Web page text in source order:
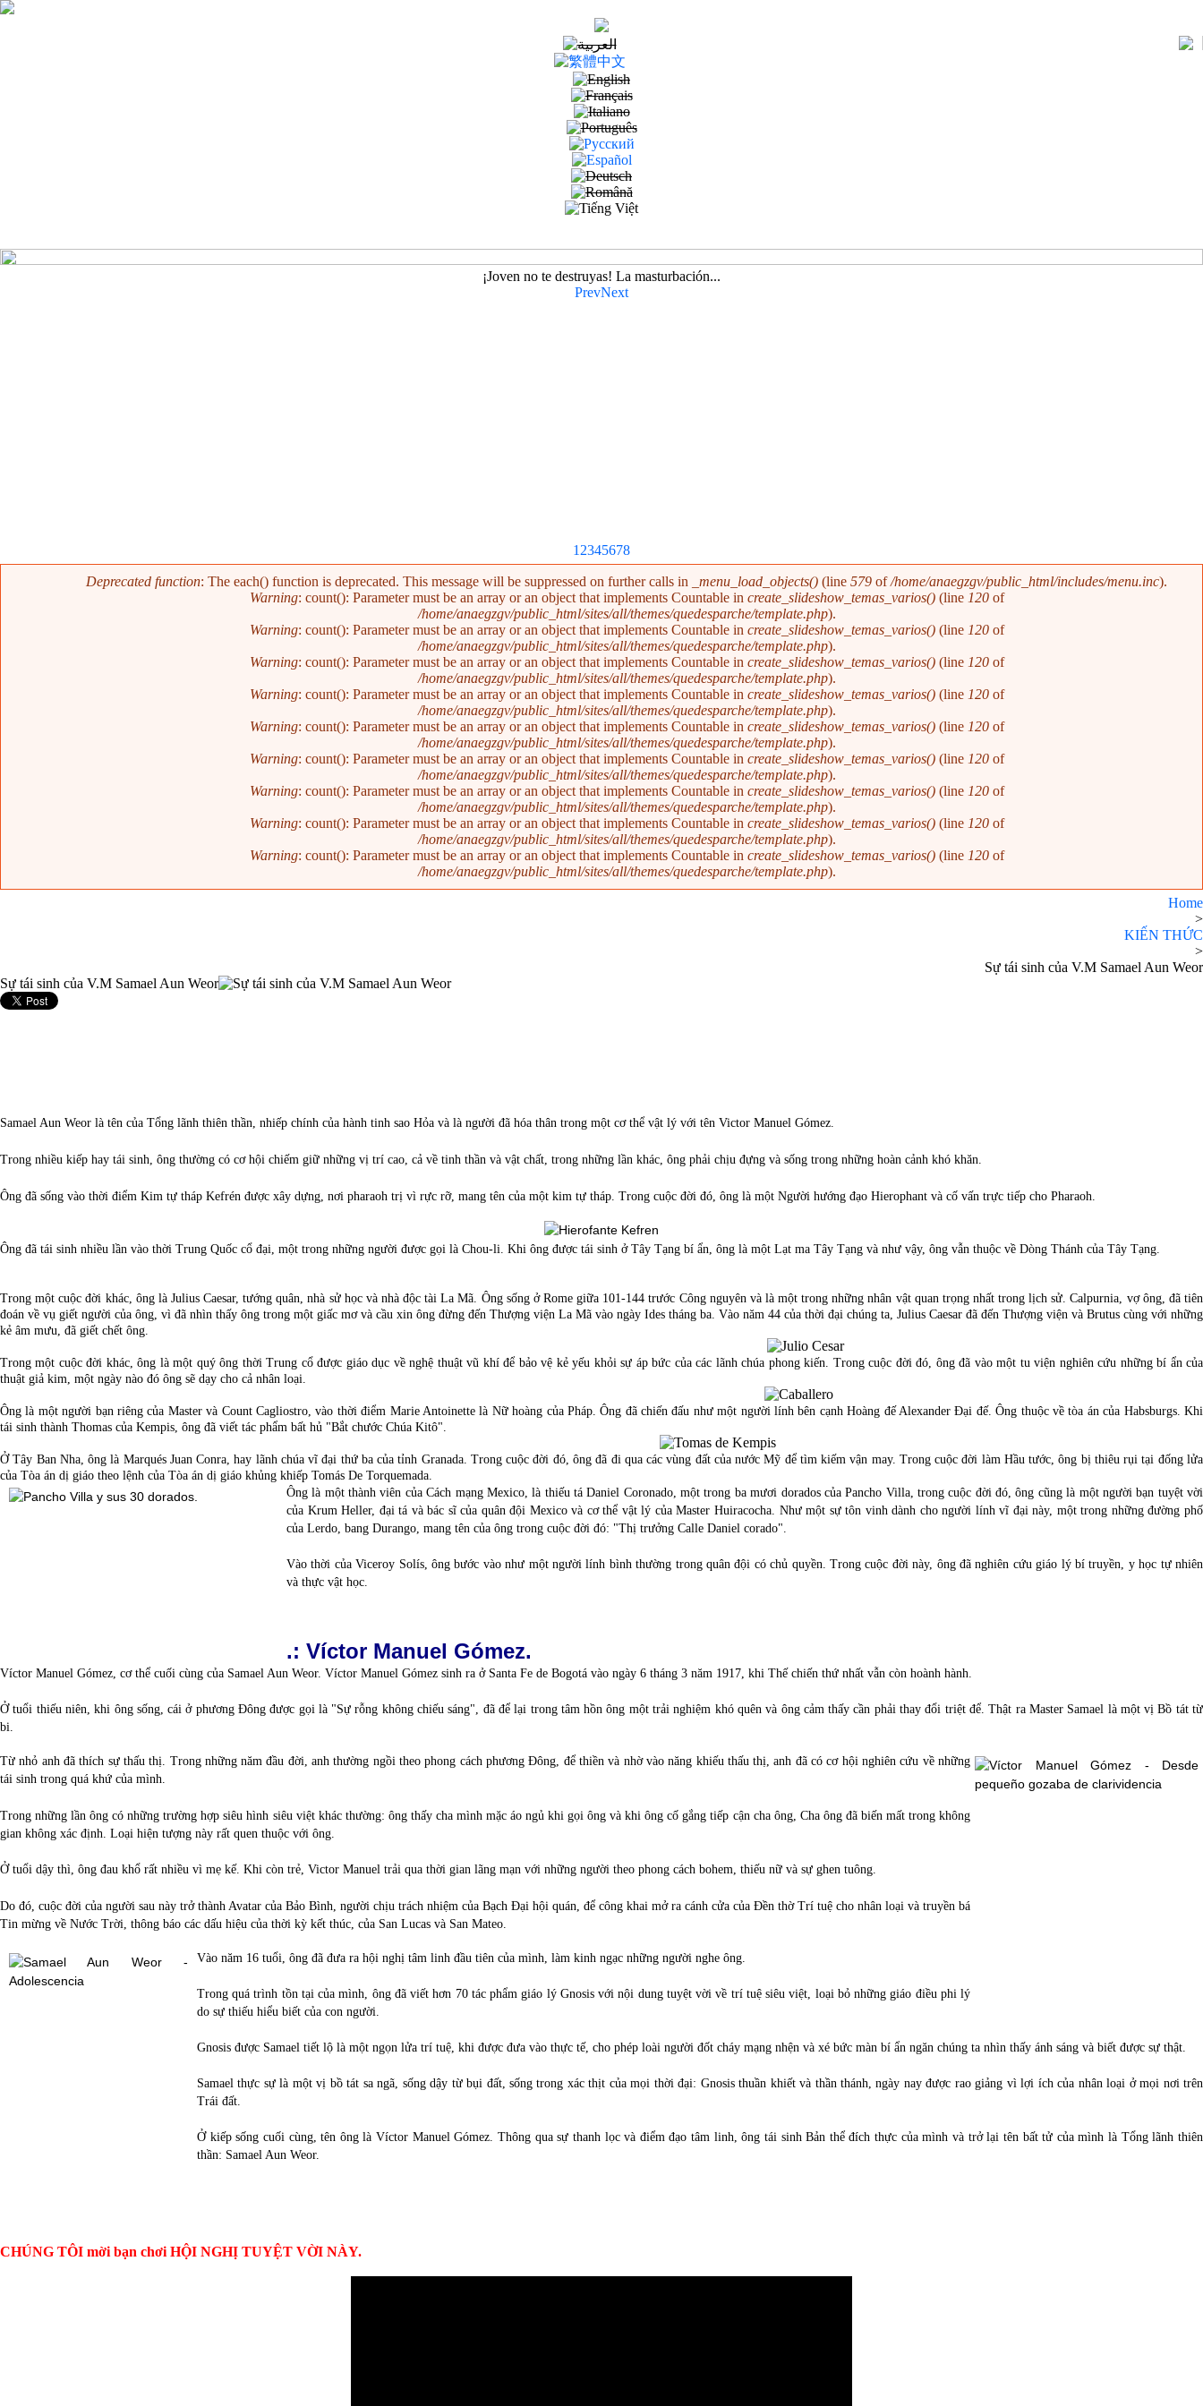
¡Joven no te destruyas! La masturbación...
PrevNext
1 2345678
Error message
Deprecated function: The each() function is deprecated. This message will be suppressed on further calls in _menu_load_objects() (line 579 of/home/anaegzgv/public_html/includes/menu.inc).
Warning: count(): Parameter must be an array or an object that implements Countable in create_slideshow_temas_varios()(line 120of
/home/anaegzgv/public_html/sites/all/themes/quedesparche/template.php).
Warning: count(): Parameter must be an array or an object that implements Countable in create_slideshow_temas_varios()(line 120of
/home/anaegzgv/public_html/sites/all/themes/quedesparche/template.php).
Warning: count(): Parameter must be an array or an object that implements Countable in create_slideshow_temas_varios()(line 120of
/home/anaegzgv/public_html/sites/all/themes/quedesparche/template.php).
Warning: count(): Parameter must be an array or an object that implements Countable in create_slideshow_temas_varios()(line 120of
/home/anaegzgv/public_html/sites/all/themes/quedesparche/template.php).
Warning: count(): Parameter must be an array or an object that implements Countable in create_slideshow_temas_varios()(line 120of
/home/anaegzgv/public_html/sites/all/themes/quedesparche/template.php).
Warning: count(): Parameter must be an array or an object that implements Countable in create_slideshow_temas_varios()(line 120of
/home/anaegzgv/public_html/sites/all/themes/quedesparche/template.php).
Warning: count(): Parameter must be an array or an object that implements Countable in create_slideshow_temas_varios()(line 120of
/home/anaegzgv/public_html/sites/all/themes/quedesparche/template.php).
Warning: count(): Parameter must be an array or an object that implements Countable in create_slideshow_temas_varios()(line 120of
/home/anaegzgv/public_html/sites/all/themes/quedesparche/template.php).
Warning: count(): Parameter must be an array or an object that implements Countable in create_slideshow_temas_varios()(line 120of
/home/anaegzgv/public_html/sites/all/themes/quedesparche/template.php).
Home
>
KIẾN THỨC
>
Sự tái sinh của V.M Samael Aun Weor
Sự tái sinh của V.M Samael Aun Weor
Samael Aun Weor là tên của Tổng lãnh thiên thần, nhiếp chính của hành tinh sao Hỏa và là người đã hóa thân trong một cơ thể vật lý với tên Victor Manuel Gómez.
Trong nhiều kiếp hay tái sinh, ông thường có cơ hội chiếm giữ những vị trí cao, cả về tinh thần và vật chất, trong những lần khác, ông phải chịu đựng và sống trong những hoàn cảnh khó khăn.
Ông đã sống vào thời điểm Kim tự tháp Kefrén được xây dựng, nơi pharaoh trị vì rực rỡ, mang tên của một kim tự tháp. Trong cuộc đời đó, ông là một Người hướng đạo Hierophant và cố vấn trực tiếp cho Pharaoh.
Ông đã tái sinh nhiều lần vào thời Trung Quốc cổ đại, một trong những người được gọi là Chou-li. Khi ông được tái sinh ở Tây Tạng bí ẩn, ông là một Lạt ma Tây Tạng và như vậy, ông vẫn thuộc về Dòng Thánh của Tây Tạng.
Trong một cuộc đời khác, ông là Julius Caesar, tướng quân, nhà sử học và nhà độc tài La Mã. Ông sống ở Rome giữa 101-144 trước Công nguyên và là một trong những nhân vật quan trọng nhất trong lịch sử. Calpurnia, vợ ông, đã tiên
đoán về vụ giết người của ông, vì đã nhìn thấy ông trong một giấc mơ và cầu xin ông đừng đến Thượng viện La Mã vào ngày Ides tháng ba. Vào năm 44 của thời đại chúng ta, Julius Caesar đã đến Thượng viện và Brutus cùng với những
kẻ âm mưu, đã giết chết ông.
Trong một cuộc đời khác, ông là một quý ông thời Trung cổ được giáo dục về nghệ thuật vũ khí để bảo vệ kẻ yếu khỏi sự áp bức của các lãnh chúa phong kiến. Trong cuộc đời đó, ông đã vào một tu viện nghiên cứu những bí ẩn của
thuật giả kim, một ngày nào đó ông sẽ dạy cho cả nhân loại.
Ông là một người bạn riêng của Master và Count Cagliostro, vào thời điểm Marie Antoinette là Nữ hoàng của Pháp. Ông đã chiến đấu như một người lính bên cạnh Hoàng đế Alexander Đại đế. Ông thuộc về tòa án của Habsburgs. Khi
tái sinh thành Thomas của Kempis, ông đã viết tác phẩm bất hủ "Bắt chước Chúa Kitô".
Ở Tây Ban Nha, ông là Marqués Juan Conra, hay lãnh chúa vĩ đại thứ ba của tỉnh Granada. Trong cuộc đời đó, ông đã đi qua các vùng đất của nước Mỹ để tìm kiếm vận may. Trong cuộc đời làm Hầu tước, ông bị thiêu rụi tại đống lửa
của Tòa án dị giáo theo lệnh của Tòa án dị giáo khủng khiếp Tomás De Torquemada.
Ông là một thành viên của Cách mạng Mexico, là thiếu tá Daniel Coronado, một trong ba mươi dorados của Pancho Villa, trong cuộc đời đó, ông cũng là một người bạn tuyệt vời
của Krum Heller, đại tá và bác sĩ của quân đội Mexico và cơ thể vật lý của Master Huiracocha. Như một sự tôn vinh dành cho người lính vĩ đại này, một trong những đường phố
của Lerdo, bang Durango, mang tên của ông trong cuộc đời đó: "Thị trưởng Calle Daniel corado".
Vào thời của Viceroy Solís, ông bước vào như một người lính bình thường trong quân đội có chủ quyền. Trong cuộc đời này, ông đã nghiên cứu giáo lý bí truyền, y học tự nhiên
và thực vật học.
.: Víctor Manuel Gómez.
Víctor Manuel Gómez, cơ thể cuối cùng của Samael Aun Weor. Víctor Manuel Gómez sinh ra ở Santa Fe de Bogotá vào ngày 6 tháng 3 năm 1917, khi Thế chiến thứ nhất vẫn còn hoành hành.
Ở tuổi thiếu niên, khi ông sống, cái ở phương Đông được gọi là "Sự rỗng không chiếu sáng", đã để lại trong tâm hồn ông một trải nghiệm khó quên và ông cảm thấy cần phải thay đổi triệt để. Thật ra Master Samael là một vị Bồ tát từ
bi.
Từ nhỏ anh đã thích sự thấu thị. Trong những năm đầu đời, anh thường ngồi theo phong cách phương Đông, để thiền và nhờ vào năng khiếu thấu thị, anh đã có cơ hội nghiên cứu về những
tái sinh trong quá khứ của mình.
Trong những lần ông có những trường hợp siêu hình siêu việt khác thường: ông thấy cha mình mặc áo ngủ khi gọi ông và khi ông cố gắng tiếp cận cha ông, Cha ông đã biến mất trong không
gian không xác định. Loại hiện tượng này rất quen thuộc với ông.
Ở tuổi dậy thì, ông đau khổ rất nhiều vì mẹ kế. Khi còn trẻ, Victor Manuel trải qua thời gian lãng mạn với những người theo phong cách bohem, thiếu nữ và sự ghen tuông.
Do đó, cuộc đời của người sau này trở thành Avatar của Bảo Bình, người chịu trách nhiệm của Bạch Đại hội quán, để công khai mở ra cánh cửa của Đền thờ Trí tuệ cho nhân loại và truyền bá
Tin mừng về Nước Trời, thông báo các dấu hiệu của thời kỳ kết thúc, của San Lucas và San Mateo.
Vào năm 16 tuổi, ông đã đưa ra hội nghị tâm linh đầu tiên của mình, làm kinh ngạc những người nghe ông.
Trong quá trình tồn tại của mình, ông đã viết hơn 70 tác phẩm giáo lý Gnosis với nội dung tuyệt vời về trí tuệ siêu việt, loại bỏ những giáo điều phi lý
do sự thiếu hiểu biết của con người.
Gnosis được Samael tiết lộ là một ngọn lửa trí tuệ, khi được đưa vào thực tế, cho phép loài người đốt cháy mạng nhện và xé bức màn bí ẩn ngăn chúng ta nhìn thấy ánh sáng và biết được sự thật.
Samael thực sự là một vị bồ tát sa ngã, sống dậy từ bụi đất, sống trong xác thịt của mọi thời đại: Gnosis thuần khiết và thần thánh, ngày nay được rao giảng vì lợi ích của nhân loại ở mọi nơi trên
Trái đất.
Ở kiếp sống cuối cùng, tên ông là Víctor Manuel Gómez. Thông qua sự thanh lọc và điểm đạo tâm linh, ông tái sinh Bản thể đích thực của mình và trở lại tên bất tử của mình là Tổng lãnh thiên
thần: Samael Aun Weor.
CHÚNG TÔI mời bạn chơi HỘI NGHỊ TUYỆT VỜI NÀY.